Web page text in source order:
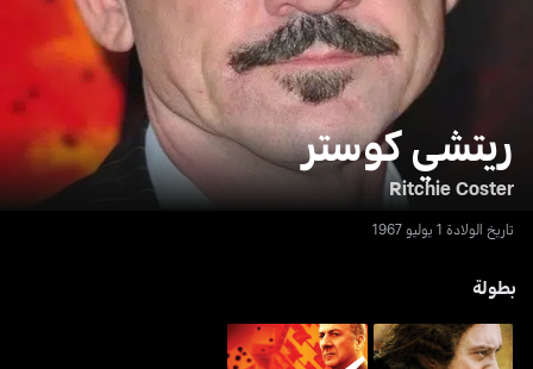
ريتشي كوستر
Ritchie Coster
تاريخ الولادة 1 يوليو 1967
بطولة